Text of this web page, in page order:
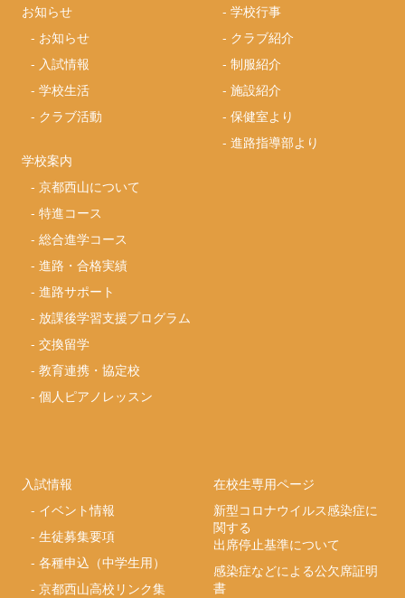
お知らせ
- お知らせ
- 入試情報
-学校生活
- クラブ活動
学校案内
-京都西山について
-特進コース
-総合進学コース
-進路・合格実績
-進路サポート
- 放課後学習支援プログラム
-交換留学
-教育連携・協定校
-個人ピアノレッスン
-学校行事
- クラブ紹介
-制服紹介
-施設紹介
-保健室より
-進路指導部より
入試情報
- イベント情報
-生徒募集要項
-各種申込（中学生用）
-京都西山高校リンク集
在校生専用ページ
新型コロナウイルス感染症に
関する
出席停止基準について
感染症などによる公欠席証明
書